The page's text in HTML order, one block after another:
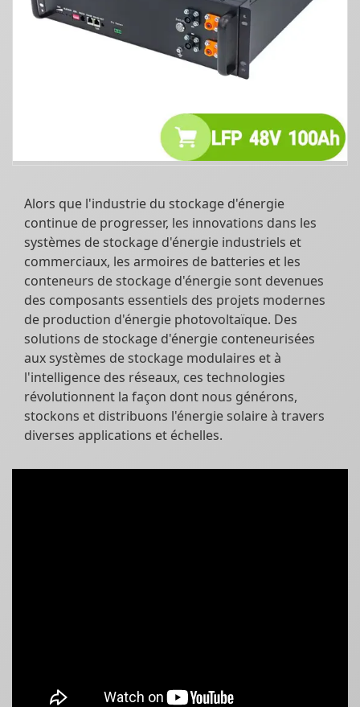
Alors que l'industrie du stockage d'énergie
continue de progresser, les innovations dans les
systèmes de stockage d'énergie industriels et
commerciaux, les armoires de batteries et les
conteneurs de stockage d'énergie sont devenues
des composants essentiels des projets modernes
de production d'énergie photovoltaïque. Des
solutions de stockage d'énergie conteneurisées
aux systèmes de stockage modulaires et à
l'intelligence des réseaux, ces technologies
révolutionnent la façon dont nous générons,
stockons et distribuons l'énergie solaire à travers
diverses applications et échelles.